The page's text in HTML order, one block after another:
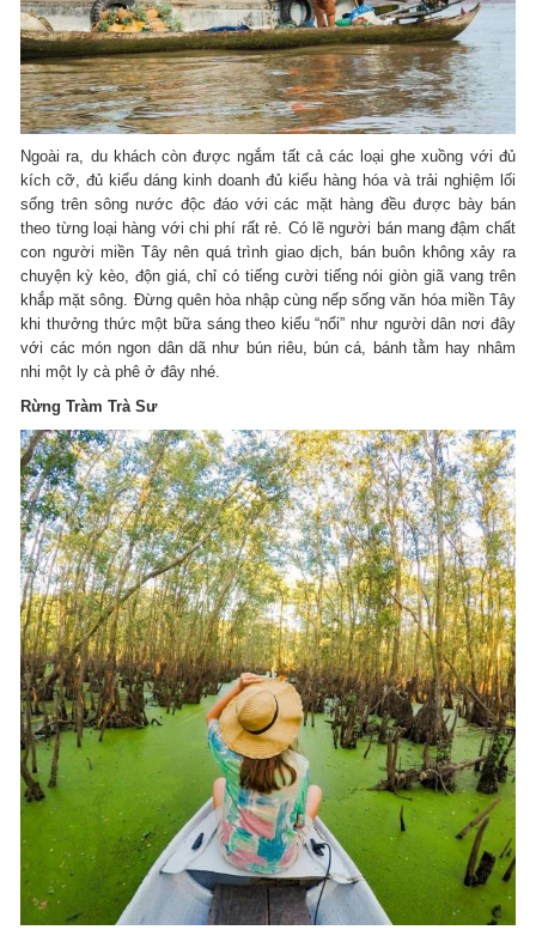
Ngoài ra, du khách còn được ngắm tất cả các loại ghe xuồng với đủ
kích cỡ, đủ kiểu dáng kinh doanh đủ kiểu hàng hóa và trải nghiệm lối
sống trên sông nước độc đáo với các mặt hàng đều được bày bán
theo từng loại hàng với chi phí rất rẻ. Có lẽ người bán mang đậm chất
con người miền Tây nên quá trình giao dịch, bán buôn không xảy ra
chuyện kỳ kèo, độn giá, chỉ có tiếng cười tiếng nói giòn giã vang trên
khắp mặt sông. Đừng quên hòa nhập cùng nếp sống văn hóa miền Tây
khi thưởng thức một bữa sáng theo kiểu “nổi” như người dân nơi đây
với các món ngon dân dã như bún riêu, bún cá, bánh tằm hay nhâm
nhi một ly cà phê ở đây nhé.
Rừng Tràm Trà Sư